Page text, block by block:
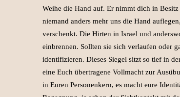
Weihe die Hand auf. Er nimmt dich in
niemand anders mehr uns die Hand
verschenkt. Die Hirten in Israel und
einbrennen. Sollten sie sich verlaufen oder
identifizieren. Dieses Siegel sitzt so tief in
eine Euch übertragene Vollmacht zur
in Euren Personenkern, es macht eure